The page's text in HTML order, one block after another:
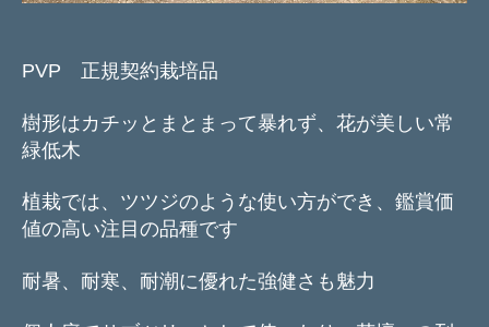
PVP 正規契約栽培品
樹形はカチッとまとまって暴れず、花が美しい常
緑低木
植栽では、ツツジのような使い方ができ、鑑賞価
値の高い注目の品種です
耐暑、耐寒、耐潮に優れた強健さも魅力